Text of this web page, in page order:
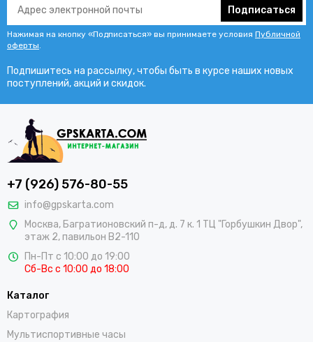
Подписаться
Нажимая на кнопку «Подписаться» вы принимаете условия Публичной
оферты.
Подпишитесь на рассылку, чтобы быть в курсе наших новых
поступлений, акций и скидок.
+7 (926) 576-80-55
info@gpskarta.com
Москва, Багратионовский п-д, д. 7 к. 1 ТЦ "Горбушкин Двор",
этаж 2, павильон B2-110
Пн-Пт с 10:00 до 19:00
Сб-Вс с 10:00 до 18:00
Каталог
Картография
Мультиспортивные часы